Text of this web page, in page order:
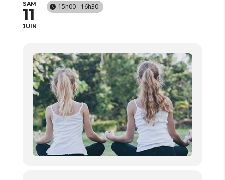
SAM
11
JUIN
15h00 - 16h30